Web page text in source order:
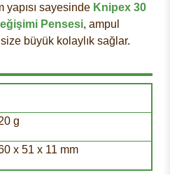
yapısı sayesinde Knipex 30
Pensesi, ampul
büyük kolaylık sağlar.
g
x 51 x 11 mm